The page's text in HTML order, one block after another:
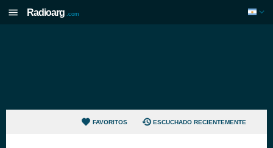
Radioarg .com
FAVORITOS ESCUCHADO RECIENTEMENTE